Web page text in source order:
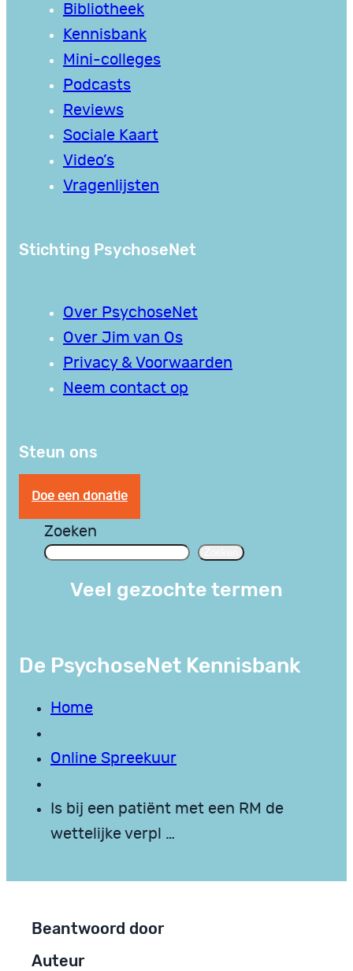
Bibliotheek
Kennisbank
Mini-colleges
Podcasts
Reviews
Sociale Kaart
Video’s
Vragenlijsten
Stichting PsychoseNet
Over PsychoseNet
Over Jim van Os
Privacy & Voorwaarden
Neem contact op
Steun ons
Doe een donatie
Zoeken
Veel gezochte termen
De PsychoseNet Kennisbank
Home
Online Spreekuur
Is bij een patiënt met een RM de
wettelijke verpl …
Beantwoord door
Auteur